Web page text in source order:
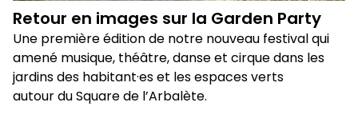
Retour en images sur la Garden Party
Une première édition de notre nouveau festival qui
amené musique, théâtre, danse et cirque dans les
jardins des habitant·es et les espaces verts
autour du Square de l’Arbalète.